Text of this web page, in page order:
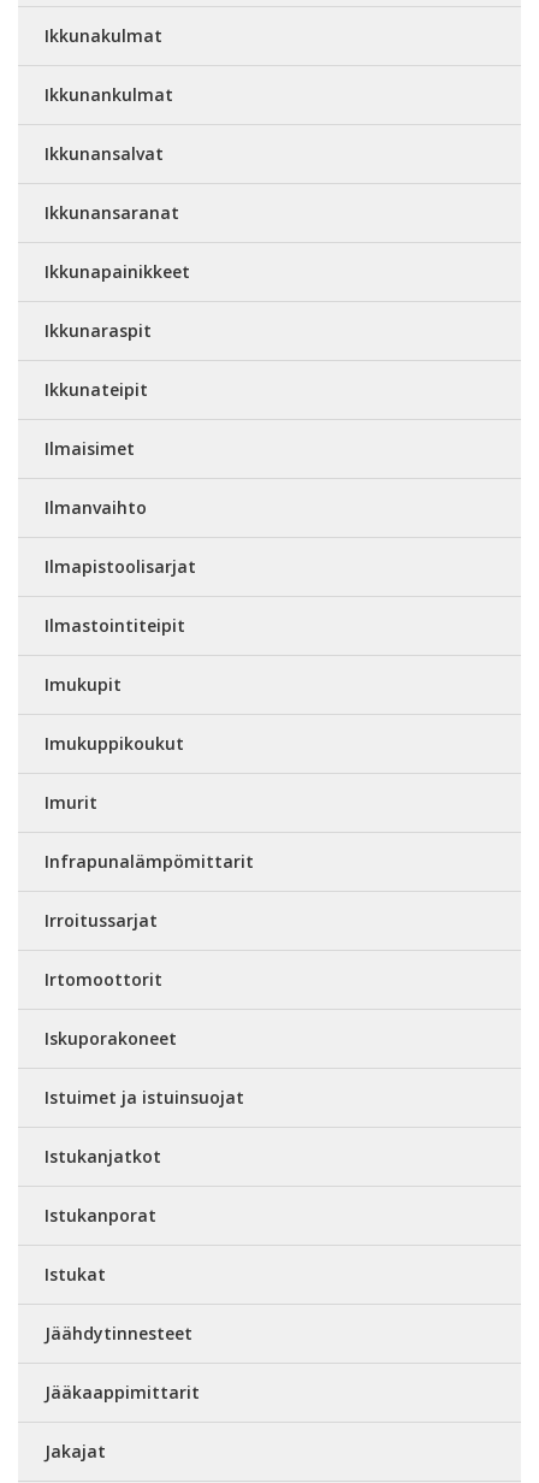
Ikkunakulmat
Ikkunankulmat
Ikkunansalvat
Ikkunansaranat
Ikkunapainikkeet
Ikkunaraspit
Ikkunateipit
Ilmaisimet
Ilmanvaihto
Ilmapistoolisarjat
Ilmastointiteipit
Imukupit
Imukuppikoukut
Imurit
Infrapunalämpömittarit
Irroitussarjat
Irtomoottorit
Iskuporakoneet
Istuimet ja istuinsuojat
Istukanjatkot
Istukanporat
Istukat
Jäähdytinnesteet
Jääkaappimittarit
Jakajat